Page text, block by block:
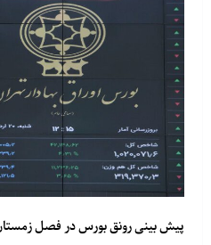
پیش بینی رونق بورس در فصل